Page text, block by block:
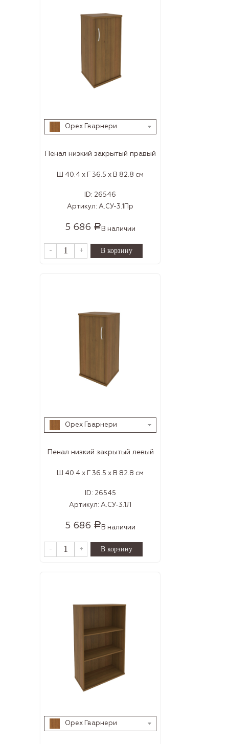
Орех Гварнери
Пенал низкий закрытый правый
Ш 40.4 x Г 36.5 x В 82.8 см
ID: 26546
Артикул: А.СУ-3.1Пр
5 686 Р В наличии
- +
Орех Гварнери
Пенал низкий закрытый левый
Ш 40.4 x Г 36.5 x В 82.8 см
ID: 26545
Артикул: А.СУ-3.1Л
5 686 Р В наличии
- +
Орех Гварнери